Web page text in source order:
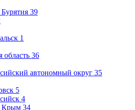
39
1
область 36
автономный округ 35
5
4
Крым 34